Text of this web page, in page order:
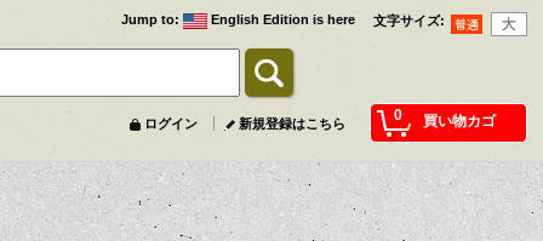
文字サイズ:
Jump to: English Edition is here
0 買い物カゴ
ログイン 新規登録はこちら